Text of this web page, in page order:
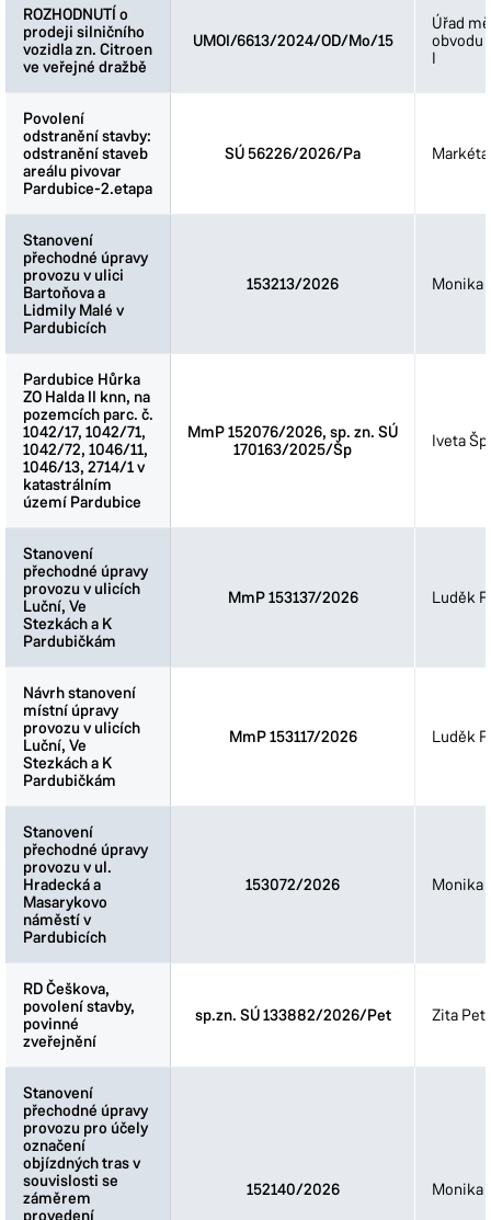
ROZHODNUTÍ o
prodeji silničního
vozidla zn. Citroen
ve veřejné dražbě
UMOI/6613/2024/OD/Mo/15
Úřad
obvodu
I
Povolení
odstranění stavby:
odstranění staveb
areálu pivovar
Pardubice-2.etapa
SÚ 56226/2026/Pa
Stanovení
přechodné úpravy
provozu v ulici
Bartoňova a
Lidmily Malé v
Pardubicích
153213/2026 Monika
Pardubice Hůrka
ZO Halda II knn, na
pozemcích parc. č.
1042/17, 1042/71,
1042/72, 1046/11,
1046/13, 2714/1 v
katastrálním
území Pardubice
MmP 152076/2026, sp. zn. SÚ
170163/2025/Šp
Iveta
Stanovení
přechodné úpravy
provozu v ulicích
Luční, Ve
Stezkách a K
Pardubičkám
MmP 153137/2026 Luděk
Návrh stanovení
místní úpravy
provozu v ulicích
Luční, Ve
Stezkách a K
Pardubičkám
MmP 153117/2026 Luděk
Stanovení
přechodné úpravy
provozu v ul.
Hradecká a
Masarykovo
náměstí v
Pardubicích
153072/2026 Monika
RD Češkova,
povolení stavby,
povinné
zveřejnění
sp.zn. SÚ 133882/2026/Pet Zita
Stanovení
přechodné úpravy
provozu pro účely
označení
objízdných tras v
souvislosti se
záměrem
provedení
152140/2026 Monika
ROZHODNUTÍ o
prodeji silničního
vozidla zn. Citroen
ve veřejné dražbě
Povolení
odstranění stavby:
odstranění staveb
areálu pivovar
Pardubice-2.etapa
Stanovení
přechodné úpravy
provozu v ulici
Bartoňova a
Lidmily Malé v
Pardubicích
Pardubice Hůrka
ZO Halda II knn, na
pozemcích parc. č.
1042/17, 1042/71,
1042/72, 1046/11,
1046/13, 2714/1 v
katastrálním
území Pardubice
Stanovení
přechodné úpravy
provozu v ulicích
Luční, Ve
Stezkách a K
Pardubičkám
Návrh stanovení
místní úpravy
provozu v ulicích
Luční, Ve
Stezkách a K
Pardubičkám
Stanovení
přechodné úpravy
provozu v ul.
Hradecká a
Masarykovo
náměstí v
Pardubicích
RD Češkova,
povolení stavby,
povinné
zveřejnění
Stanovení
přechodné úpravy
provozu pro účely
označení
objízdných tras v
souvislosti se
záměrem
provedení